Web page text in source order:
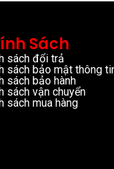
Sách
sách đổi trả
sách bảo mật thông
sách bảo hành
sách vận chuyển
sách mua hàng